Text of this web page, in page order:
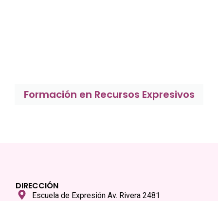
Formación en Recursos Expresivos
DIRECCIÓN
Escuela de Expresión Av. Rivera 2481